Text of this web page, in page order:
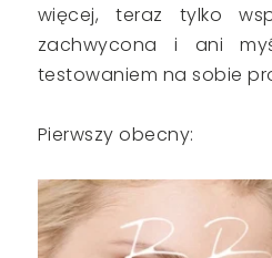
więcej, teraz tylko
zachwycona i ani
testowaniem na sobie
Pierwszy obecny: